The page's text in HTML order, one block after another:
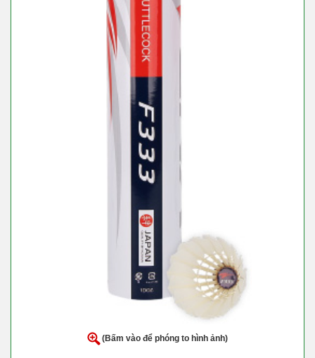
(Bấm vào để phóng to hình ảnh)